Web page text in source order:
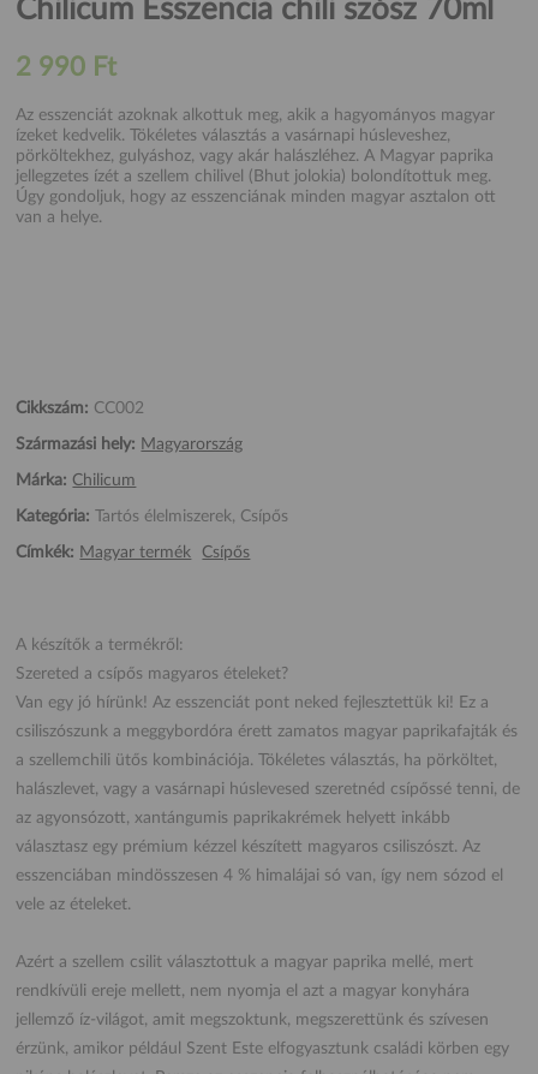
Chilicum Esszencia chili szósz 70ml
2 990 Ft
Az esszenciát azoknak alkottuk meg, akik a hagyományos magyar
ízeket kedvelik. Tökéletes választás a vasárnapi húsleveshez,
pörköltekhez, gulyáshoz, vagy akár halászléhez. A Magyar paprika
jellegzetes ízét a szellem chilivel (Bhut jolokia) bolondítottuk meg.
Úgy gondoljuk, hogy az esszenciának minden magyar asztalon ott
van a helye.
Cikkszám: CC002
Származási hely: Magyarország
Márka: Chilicum
Kategória: Tartós élelmiszerek, Csípős
Címkék: Magyar termék Csípős
A készítők a termékről:
Szereted a csípős magyaros ételeket?
Van egy jó hírünk! Az esszenciát pont neked fejlesztettük ki! Ez a
csiliszószunk a meggybordóra érett zamatos magyar paprikafajták és
a szellemchili ütős kombinációja. Tökéletes választás, ha pörköltet,
halászlevet, vagy a vasárnapi húslevesed szeretnéd csípőssé tenni, de
az agyonsózott, xantángumis paprikakrémek helyett inkább
választasz egy prémium kézzel készített magyaros csiliszószt. Az
esszenciában mindösszesen 4 % himalájai só van, így nem sózod el
vele az ételeket.
Azért a szellem csilit választottuk a magyar paprika mellé, mert
rendkívüli ereje mellett, nem nyomja el azt a magyar konyhára
jellemző íz-világot, amit megszoktunk, megszerettünk és szívesen
érzünk, amikor például Szent Este elfogyasztunk családi körben egy